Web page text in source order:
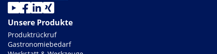
Unsere Produkte
Produktrückruf
Gastronomiebedarf